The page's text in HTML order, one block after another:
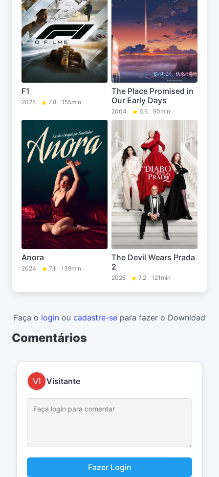
F1
2025 7.8 155min
The Place Promised in
Our Early Days
2004 6.6 90min
Anora
2024 7.1 139min
The Devil Wears Prada
2
2026 7.2 121min
Faça o login ou cadastre-se para fazer o Download
Comentários
Visitante
Fazer Login